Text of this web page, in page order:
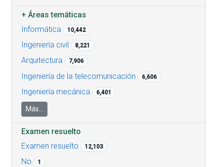
+Áreas temáticas
Informática
10,442
Ingeniería civil 8,221
Arquitectura 7,906
Ingeniería de la telecomunicación 6,606
Ingeniería mecánica 6,401
Más...
Examen resuelto
Examen resuelto
12,103
No 1